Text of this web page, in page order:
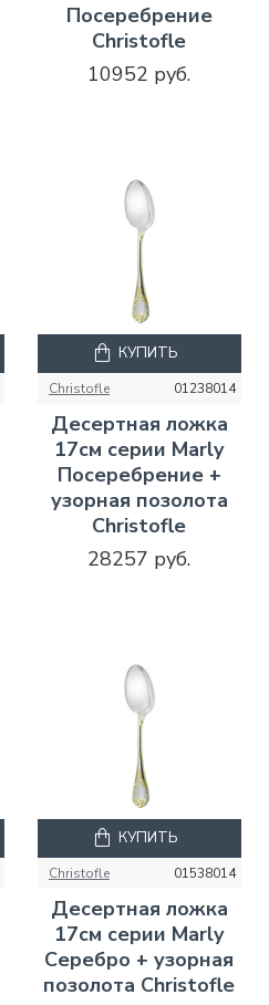
Посеребрение
Christofle
10952 руб.
Christofle 01238014
Десертная ложка
17см серии Marly
Посеребрение +
узорная позолота
Christofle
28257 руб.
КУПИТЬ
Christofle 01538014
Десертная ложка
17см серии Marly
Серебро + узорная
позолота Christofle
КУПИТЬ